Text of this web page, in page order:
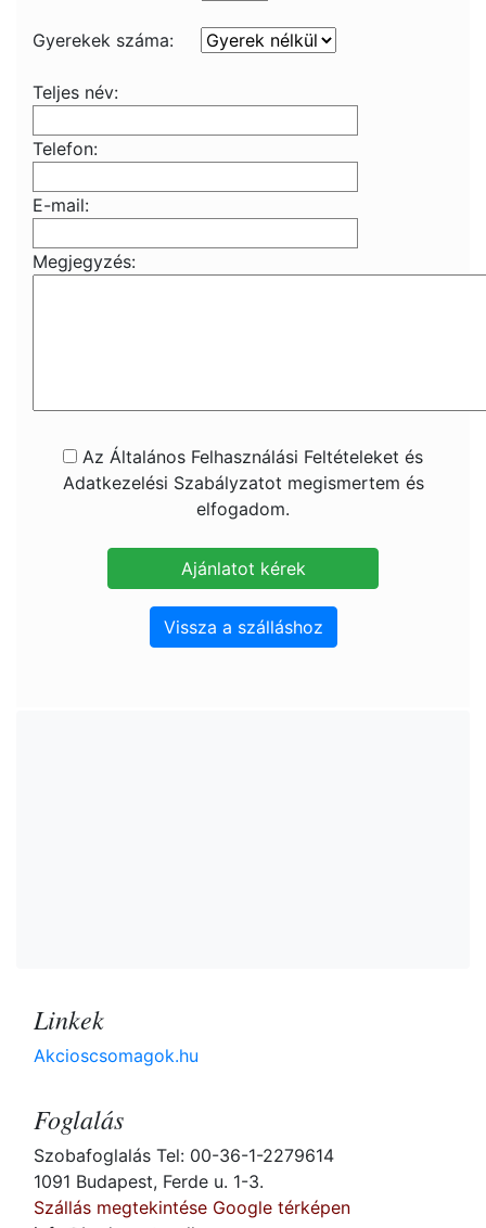
Gyerekek száma:
Teljes név:
Telefon:
E-mail:
Megjegyzés:
Az Általános Felhasználási Feltételeket és
Adatkezelési Szabályzatot megismertem és
elfogadom.
Vissza a szálláshoz
Linkek
Akcioscsomagok.hu
Foglalás
Szobafoglalás Tel: 00-36-1-2279614
1091 Budapest, Ferde u. 1-3.
Szállás megtekintése Google térképen